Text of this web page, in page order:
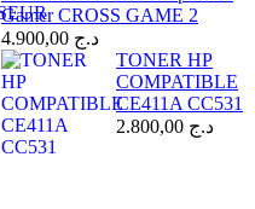
Gamer CROSS GAME 2
د.ج
TONER HP
COMPATIBLE
CE411A CC531
د.ج